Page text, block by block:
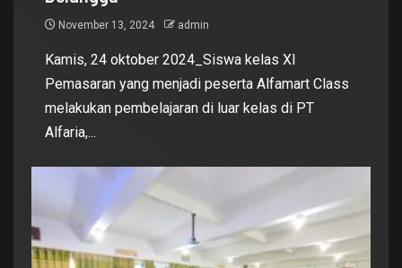
November 13, 2024 admin
Kamis, 24 oktober 2024_Siswa kelas XI
Pemasaran yang menjadi peserta Alfamart Class
melakukan pembelajaran di luar kelas di PT
Alfaria,...